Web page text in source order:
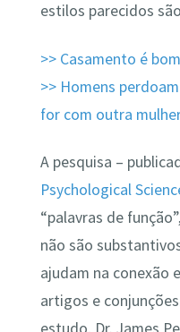
estilos parecidos
>> Casamento é
>> Homens
for com outra
A pesquisa –
Psychological
“palavras de
não são
ajudam na conexão
artigos e